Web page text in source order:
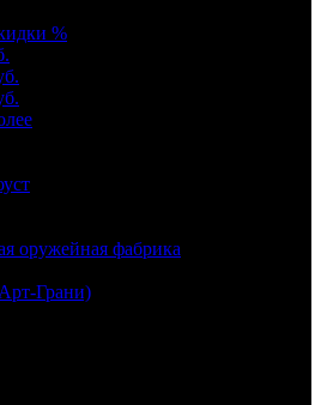
%
оружейная фабрика
Грани)